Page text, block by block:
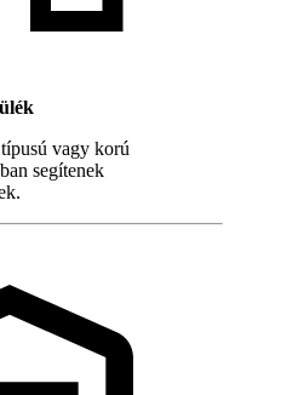
vagy korú
segítenek